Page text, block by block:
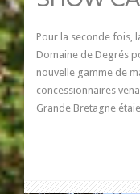
Pour la seconde fois,
Domaine de Degrés
nouvelle gamme de
concessionnaires
Grande Bretagne